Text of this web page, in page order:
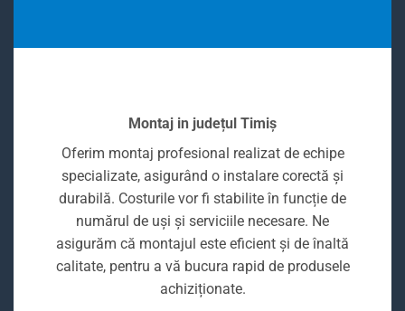
Montaj in județul Timiș
Oferim montaj profesional realizat de echipe
specializate, asigurând o instalare corectă și
durabilă. Costurile vor fi stabilite în funcție de
numărul de uși și serviciile necesare. Ne
asigurăm că montajul este eficient și de înaltă
calitate, pentru a vă bucura rapid de produsele
achiziționate.